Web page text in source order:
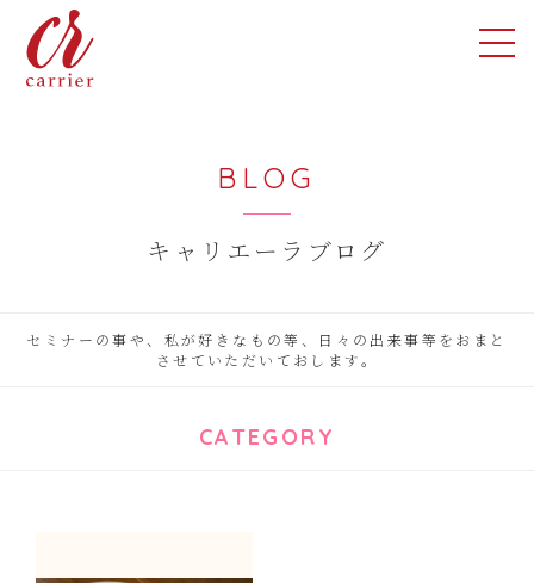
BLOG
キャリエーラブログ
セミナーの事や、私が好きなもの等、日々の出来事等をおまと
させていただいておします。
CATEGORY